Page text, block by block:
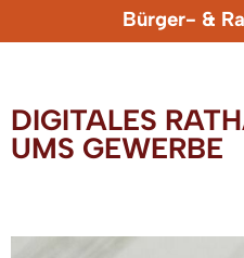
Bürger- &
DIGITALES
UMS GEWERBE